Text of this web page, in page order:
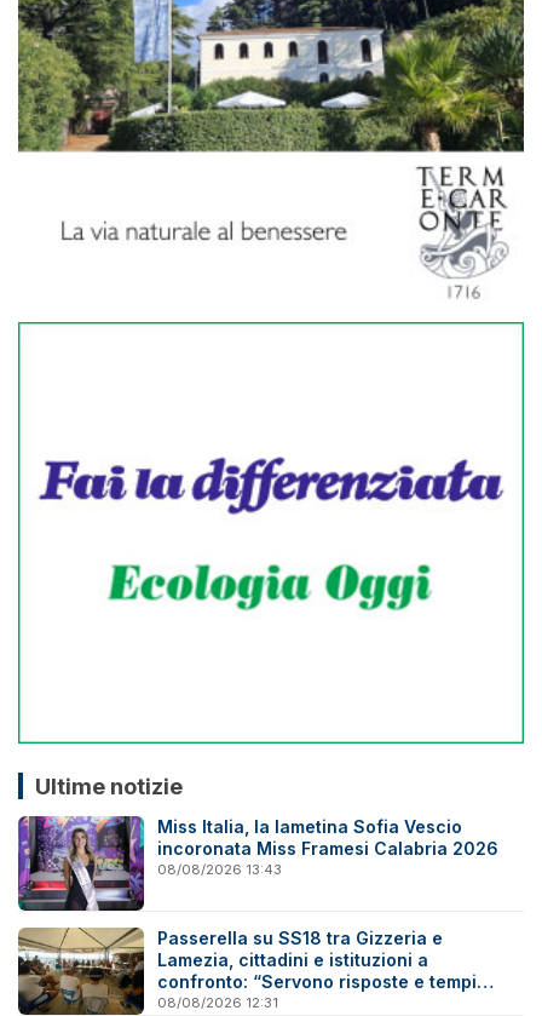
Ultime notizie
Miss Italia, la lametina Sofia Vescio
incoronata Miss Framesi Calabria 2026
08/08/2026 13:43
Passerella su SS18 tra Gizzeria e
Lamezia, cittadini e istituzioni a
confronto: “Servono risposte e tempi
certi”
08/08/2026 12:31